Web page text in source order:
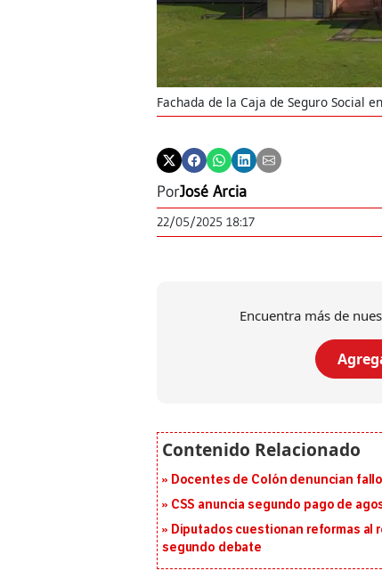
Fachada de la Caja de Seguro Social
PorJosé Arcia
22/05/2025 18:17
Encuentra más de
Docentes de Colón denuncian
CSS anuncia segundo pago de
Diputados cuestionan reformas al
segundo debate